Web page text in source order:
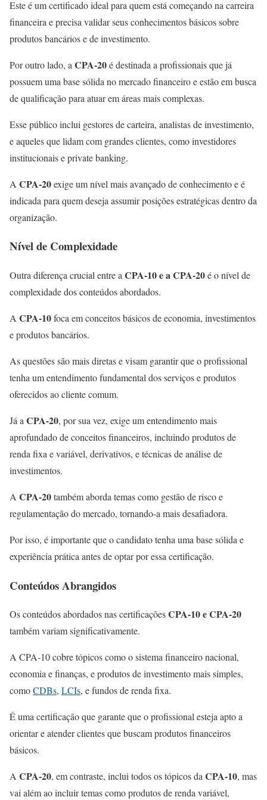
Este é um certificado ideal para quem está começando na carreira
financeira e precisa validar seus conhecimentos básicos sobre
produtos bancários e de investimento.
Por outro lado, a CPA-20é destinada a profissionais que já
possuem uma base sólida no mercado financeiro e estão em busca
de qualificação para atuar em áreas mais complexas.
Esse público inclui gestores de carteira, analistas de investimento,
e aqueles que lidam com grandes clientes, como investidores
institucionais e private banking.
A CPA-20exige um nível mais avançado de conhecimento e é
indicada para quem deseja assumir posições estratégicas dentro da
organização.
Nível de Complexidade
Outra diferença crucial entre a CPA-10 e a CPA-20é o nível de
complexidade dos conteúdos abordados.
A CPA-10foca em conceitos básicos de economia, investimentos
e produtos bancários.
As questões são mais diretas e visam garantir que o profissional
tenha um entendimento fundamental dos serviços e produtos
oferecidos ao cliente comum.
Já a CPA-20, por sua vez, exige um entendimento mais
aprofundado de conceitos financeiros, incluindo produtos de
renda fixa e variável, derivativos, e técnicas de análise de
investimentos.
A CPA-20também aborda temas como gestão de risco e
regulamentação do mercado, tornando-a mais desafiadora.
Por isso, é importante que o candidato tenha uma base sólida e
experiência prática antes de optar por essa certificação.
Conteúdos Abrangidos
Os conteúdos abordados nas certificaçõesCPA-10 e CPA-20
também variam significativamente.
A CPA-10 cobre tópicos como o sistema financeiro nacional,
economia e finanças, e produtos de investimento mais simples,
comoCDBs, LCIs, e fundos de renda fixa.
É uma certificação que garante que o profissional esteja apto a
orientar e atender clientes que buscam produtos financeiros
básicos.
A CPA-20, em contraste, inclui todos os tópicos daCPA-10, mas
vai além ao incluir temas como produtos de renda variável,